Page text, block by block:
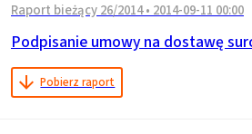
Raport bieżący 26/2014 • 2014-09-11 00:00
Podpisanie umowy na dostawę
Pobierz raport